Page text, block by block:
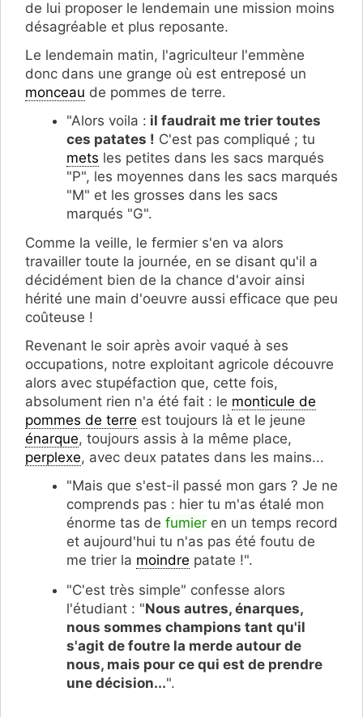
de lui proposer le lendemain une mission moins
désagréable et plus reposante.
Le lendemain matin, l'agriculteur l'emmène
donc dans une grange où est entreposé un
monceau de pommes de terre.
"Alors voila : il faudrait me trier toutes
ces patates ! C'est pas compliqué ; tu
mets les petites dans les sacs marqués
"P", les moyennes dans les sacs marqués
"M" et les grosses dans les sacs
marqués "G".
Comme la veille, le fermier s'en va alors
travailler toute la journée, en se disant qu'il a
décidément bien de la chance d'avoir ainsi
hérité une main d'oeuvre aussi efficace que peu
coûteuse !
Revenant le soir après avoir vaqué à ses
occupations, notre exploitant agricole découvre
alors avec stupéfaction que, cette fois,
absolument rien n'a été fait : le monticule de
pommes de terre est toujours là et le jeune
énarque, toujours assis à la même place,
perplexe, avec deux patates dans les mains...
"Mais que s'est-il passé mon gars ? Je ne
comprends pas : hier tu m'as étalé mon
énorme tas de fumier en un temps record
et aujourd'hui tu n'as pas été foutu de
me trier la moindre patate !".
"C'est très simple" confesse alors
l'étudiant : "Nous autres, énarques,
nous sommes champions tant qu'il
s'agit de foutre la merde autour de
nous, mais pour ce qui est de prendre
une décision...".